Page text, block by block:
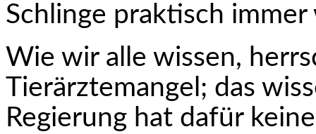
Schlinge praktisch
Wie wir alle wissen,
Tierärztemangel; das
Regierung hat dafür